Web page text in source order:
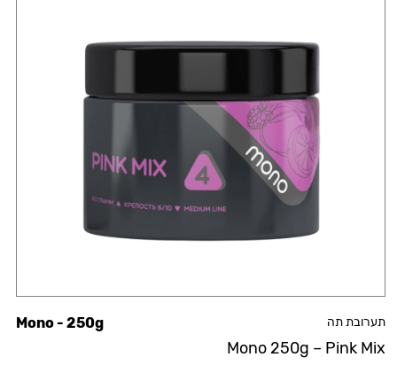
תערובת תה
Mono 250g – Pink Mix
Mono - 250g